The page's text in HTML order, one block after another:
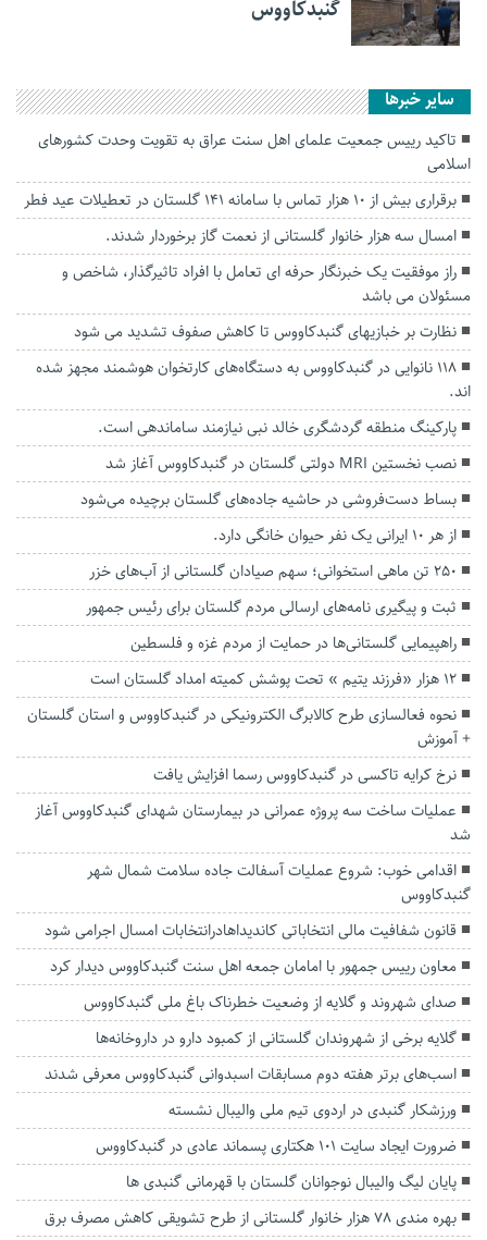
گنبدکاووس
سایر خبرها
تاکید رییس جمعیت علمای اهل سنت عراق به تقویت وحدت کشورهای
اسلامی
برقراری بیش از ۱۰ هزار تماس با سامانه ۱۴۱ گلستان در تعطیلات عید فطر
امسال سه هزار خانوار گلستانی از نعمت گاز برخوردار شدند.
راز موفقیت یک خبرنگار حرفه ای تعامل با افراد تاثیرگذار، شاخص و
مسئولان می باشد
نظارت بر خبازیهای گنبدکاووس تا کاهش صفوف تشدید می شود
۱۱۸ نانوایی در گنبدکاووس به دستگاه‌های کارتخوان هوشمند مجهز شده
اند.
پارکینگ منطقه گردشگری خالد نبی نیازمند ساماندهی است.
نصب نخستین MRI دولتی گلستان در گنبدکاووس آغاز شد
بساط دست‌فروشی در حاشیه جاده‌های گلستان برچیده می‌شود
از هر ۱۰ ایرانی یک نفر حیوان خانگی دارد.
۲۵۰ تن ماهی استخوانی؛ سهم صیادان گلستانی از آب‌های خزر
ثبت و پیگیری نامه‌های ارسالی مردم گلستان برای رئیس جمهور
راهپیمایی گلستانی‌ها در حمایت از مردم غزه و فلسطین
۱۲ هزار «فرزند یتیم » تحت پوشش کمیته امداد گلستان است
نحوه فعالسازی طرح کالابرگ الکترونیکی در گنبدکاووس و استان گلستان
+ آموزش
نرخ کرایه تاکسی در گنبدکاووس رسما افزایش یافت
عملیات ساخت سه پروژه عمرانی در بیمارستان شهدای گنبدکاووس آغاز
شد
اقدامی خوب: شروع عملیات آسفالت جاده سلامت شمال شهر
گنبدکاووس
قانون شفافیت مالی انتخاباتی کاندیداهادرانتخابات امسال اجرامی شود
معاون رییس جمهور با امامان جمعه اهل سنت گنبدکاووس دیدار کرد
صدای شهروند و گلایه از وضعیت خطرناک باغ ملی گنبدکاووس
گلایه برخی از شهروندان گلستانی از کمبود دارو در داروخانه‌ها
اسب‌های برتر هفته دوم مسابقات اسبدوانی گنبدکاووس معرفی شدند
ورزشکار گنبدی در اردوی تیم ملی والیبال نشسته
ضرورت ایجاد سایت ۱۰۱ هکتاری پسماند عادی در گنبدکاووس
پایان لیگ والیبال نوجوانان گلستان با قهرمانی گنبدی ها
بهره مندی ۷۸ هزار خانوار گلستانی از طرح تشویقی کاهش مصرف برق